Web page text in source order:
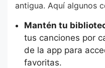
antigua. Aquí algunos
Mantén tu
tus canciones por
de la app para
favoritas.